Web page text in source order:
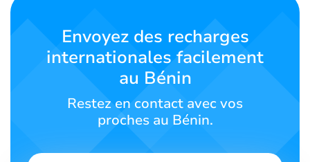
Contactez-
nous
Envoyez des recharges
internationales facilement
au Bénin
Restez en contact avec vos
proches au Bénin.